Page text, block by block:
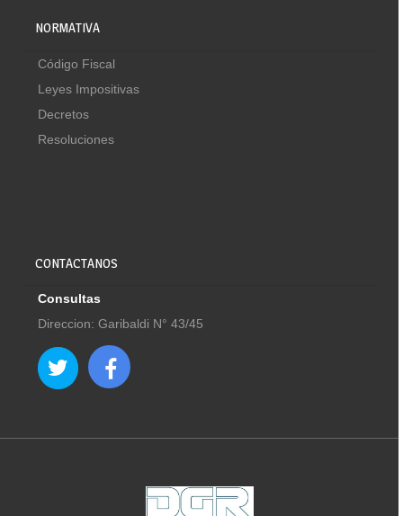
NORMATIVA
Código Fiscal
Leyes Impositivas
Decretos
Resoluciones
CONTACTANOS
Consultas
Direccion: Garibaldi N° 43/45